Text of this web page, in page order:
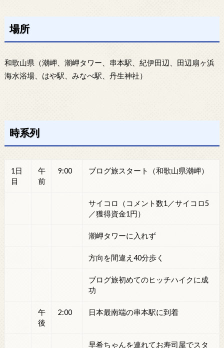
場所
和歌山県（潮岬、潮岬タワー、串本駅、紀伊田辺、田辺扇ヶ浜
海水浴場、はや駅、みなべ駅、丹生神社）
時系列
1日
目
午
前
9:00 ブログ旅スタート（和歌山県潮岬）
サイコロ（コメント数1／サイコロ5
／獲得資金1円）
潮岬タワーに入れず
方向を間違え40分歩く
ブログ旅初めてのヒッチハイクに成
功
午
後
2:00 日本最南端の串本駅に到着
早希ちゃんを連れてお寿司屋でスタ